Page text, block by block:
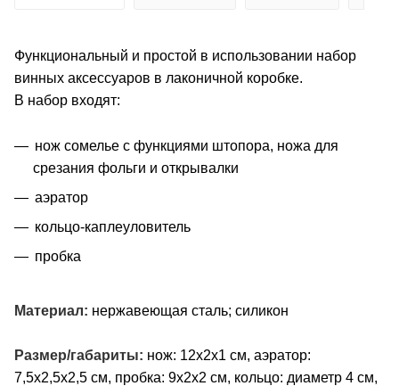
Функциональный и простой в использовании набор
винных аксессуаров в лаконичной коробке.
В набор входят:
нож сомелье с функциями штопора, ножа для
срезания фольги и открывалки
аэратор
кольцо-каплеуловитель
пробка
Материал: нержавеющая сталь; силикон
Размер/габариты: нож: 12х2х1 см, аэратор:
7,5х2,5х2,5 см, пробка: 9х2х2 см, кольцо: диаметр 4 см,